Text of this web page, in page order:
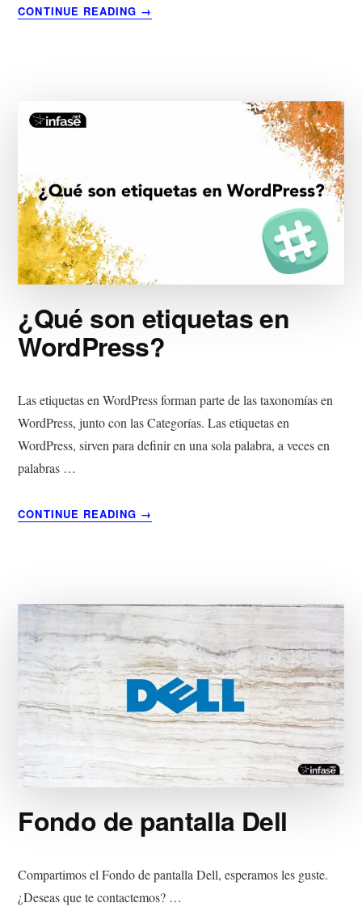
CONTINUE READING
ACERCA
DE
→
¿Qué son etiquetas en
WordPress?
Las etiquetas en WordPress forman parte de las taxonomías en
WordPress, junto con las Categorías. Las etiquetas en
WordPress, sirven para definir en una sola palabra, a veces en
palabras …
CONTINUE READING
ACERCA
WORDPRESS?
→
Fondo de pantalla Dell
Compartimos el Fondo de pantalla Dell, esperamos les guste.
¿Deseas que te contactemos? …